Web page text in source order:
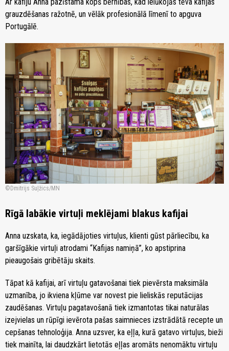
Ar kafiju Anna pazīstama kopš bērnības, kad ielūkojās tēva kafijas
grauzdēšanas ražotnē, un vēlāk profesionālā līmenī to apguva
Portugālē.
Dmitrijs Suļžics/MN
Rīgā labākie virtuļi meklējami blakus kafijai
Anna uzskata, ka, iegādājoties virtuļus, klienti gūst pārliecību, ka
garšīgākie virtuļi atrodami “Kafijas namiņā”, ko apstiprina
pieaugošais gribētāju skaits.
Tāpat kā kafijai, arī virtuļu gatavošanai tiek pievērsta maksimāla
uzmanība, jo ikviena kļūme var novest pie lieliskās reputācijas
zaudēšanas. Virtuļu pagatavošanā tiek izmantotas tikai naturālas
izejvielas un rūpīgi ievērota pašas saimnieces izstrādātā recepte un
cepšanas tehnoloģija. Anna uzsver, ka eļļa, kurā gatavo virtuļus, bieži
tiek mainīta, lai daudzkārt lietotās eļļas aromāts nenomāktu virtuļu